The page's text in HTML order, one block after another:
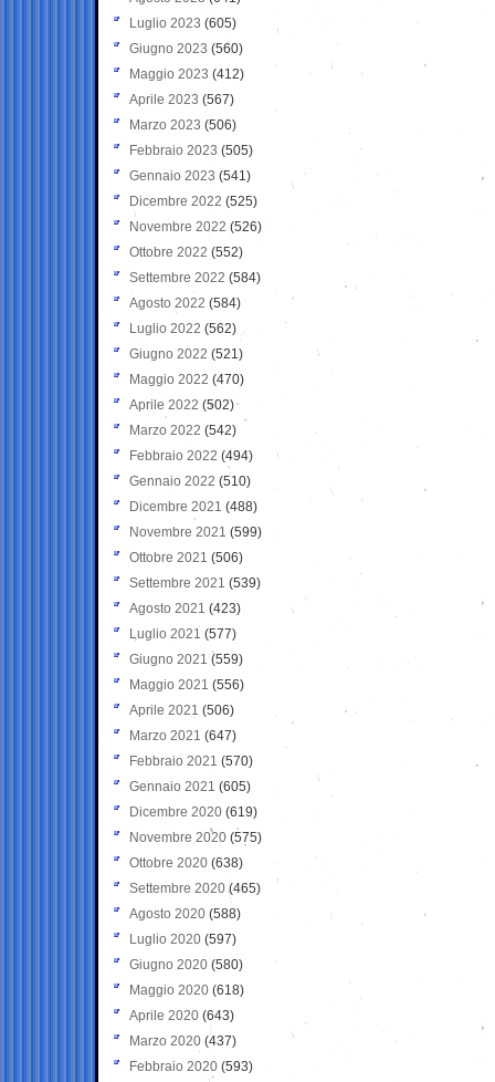
Luglio 2023 (605)
Giugno 2023 (560)
Maggio 2023 (412)
Aprile 2023 (567)
Marzo 2023 (506)
Febbraio 2023 (505)
Gennaio 2023 (541)
Dicembre 2022 (525)
Novembre 2022 (526)
Ottobre 2022 (552)
Settembre 2022 (584)
Agosto 2022 (584)
Luglio 2022 (562)
Giugno 2022 (521)
Maggio 2022 (470)
Aprile 2022 (502)
Marzo 2022 (542)
Febbraio 2022 (494)
Gennaio 2022 (510)
Dicembre 2021 (488)
Novembre 2021 (599)
Ottobre 2021 (506)
Settembre 2021 (539)
Agosto 2021 (423)
Luglio 2021 (577)
Giugno 2021(559)
Maggio 2021 (556)
Aprile 2021 (506)
Marzo 2021 (647)
Febbraio 2021 (570)
Gennaio 2021 (605)
Dicembre 2020 (619)
Novembre 2020 (575)
Ottobre 2020 (638)
Settembre 2020(465)
Agosto 2020 (588)
Luglio 2020 (597)
Giugno 2020 (580)
Maggio 2020 (618)
Aprile 2020 (643)
Marzo 2020 (437)
Febbraio 2020 (593)